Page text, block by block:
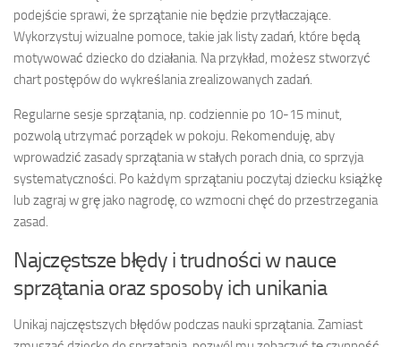
podejście sprawi, że sprzątanie nie będzie przytłaczające.
Wykorzystuj wizualne pomoce, takie jak listy zadań, które będą
motywować dziecko do działania. Na przykład, możesz stworzyć
chart postępów do wykreślania zrealizowanych zadań.
Regularne sesje sprzątania, np. codziennie po 10-15 minut,
pozwolą utrzymać porządek w pokoju. Rekomenduję, aby
wprowadzić zasady sprzątania w stałych porach dnia, co sprzyja
systematyczności. Po każdym sprzątaniu poczytaj dziecku książkę
lub zagraj w grę jako nagrodę, co wzmocni chęć do przestrzegania
zasad.
Najczęstsze błędy i trudności w nauce
sprzątania oraz sposoby ich unikania
Unikaj najczęstszych błędów podczas nauki sprzątania. Zamiast